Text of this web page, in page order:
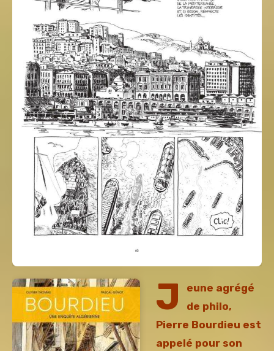
J
eune agrégé
de philo,
Pierre Bourdieu est
appelé pour son